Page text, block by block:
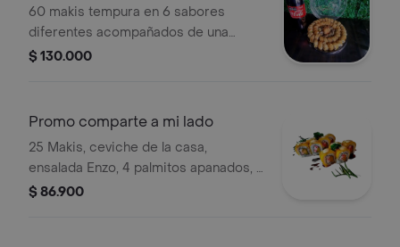
60 makis tempura en 6 sabores
diferentes acompañados de una
Coca-Cola de 1.5 litros.
$ 130.000
Promo comparte a mi lado
25 Makis, ceviche de la casa,
ensalada Enzo, 4 palmitos apanados, 4
palitos de calamar crunck y postre.
$ 86.900